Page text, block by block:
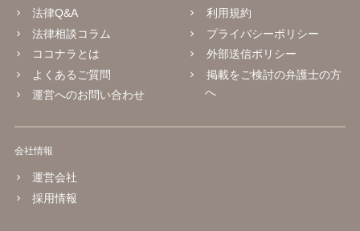
法律Q&A
法律相談コラム
ココナラとは
よくあるご質問
運営へのお問い合わせ
利用規約
プライバシーポリシー
外部送信ポリシー
掲載をご検討の弁護士の方
へ
会社情報
運営会社
採用情報